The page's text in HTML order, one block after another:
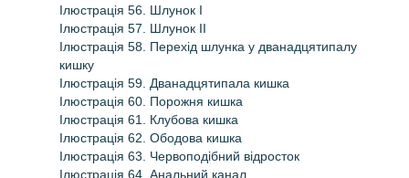
Ілюстрація 56. Шлунок І
Ілюстрація 57. Шлунок ІІ
Ілюстрація 58. Перехід шлунка у дванадцятипалу
кишку
Ілюстрація 59. Дванадцятипала кишка
Ілюстрація 60. Порожня кишка
Ілюстрація 61. Клубова кишка
Ілюстрація 62. Ободова кишка
Ілюстрація 63. Червоподібний відросток
Ілюстрація 64. Анальний канал